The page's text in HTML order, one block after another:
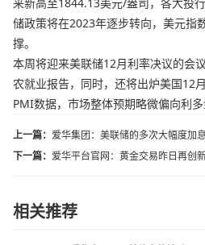
储政策将在2023年逐步转向，美元指
撑。
本周将迎来美联储12月利率决议的会
农就业报告，同时，还将出炉美国12
PMI数据，市场整体预期略微偏向利多
上一篇： 爱华集团：美联储的多次大幅度加
下一篇： 爱华平台官网：黄金交易昨日再创
相关推荐